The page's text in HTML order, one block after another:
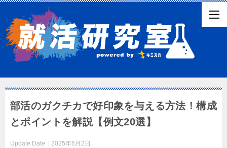
部活のガクチカで好印象を与える方法！構成
とポイントを解説【例文20選】
Update Date： 2025年6月2日